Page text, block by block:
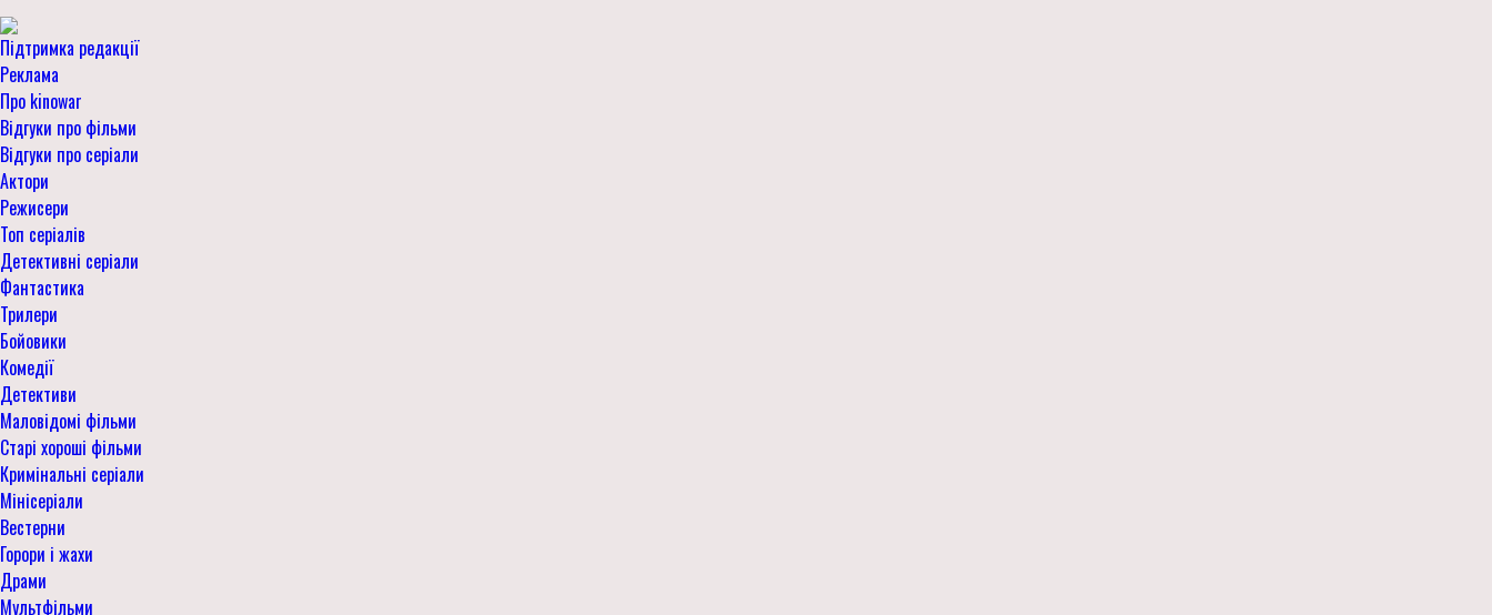
Підтримка редакції
Реклама
Про kinowar
Відгуки про фільми
Відгуки про серіали
Актори
Режисери
Топ серіалів
Детективні серіали
Фантастика
Трилери
Бойовики
Комедії
Детективи
Маловідомі фільми
Старі хороші фільми
Кримінальні серіали
Мінісеріали
Вестерни
Горори і жахи
Драми
Мультфільми